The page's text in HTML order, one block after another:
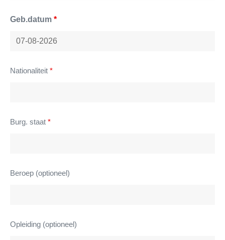
Geb.datum *
Nationaliteit *
Burg. staat *
Beroep (optioneel)
Opleiding (optioneel)